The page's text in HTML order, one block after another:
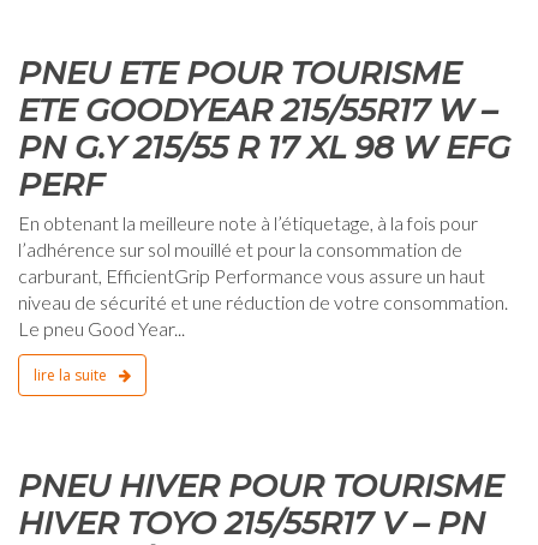
PNEU ETE POUR TOURISME
ETE GOODYEAR 215/55R17 W –
PN G.Y 215/55 R 17 XL 98 W EFG
PERF
En obtenant la meilleure note à l’étiquetage, à la fois pour
l’adhérence sur sol mouillé et pour la consommation de
carburant, EfficientGrip Performance vous assure un haut
niveau de sécurité et une réduction de votre consommation.
Le pneu Good Year...
lire la suite
PNEU HIVER POUR TOURISME
HIVER TOYO 215/55R17 V – PN